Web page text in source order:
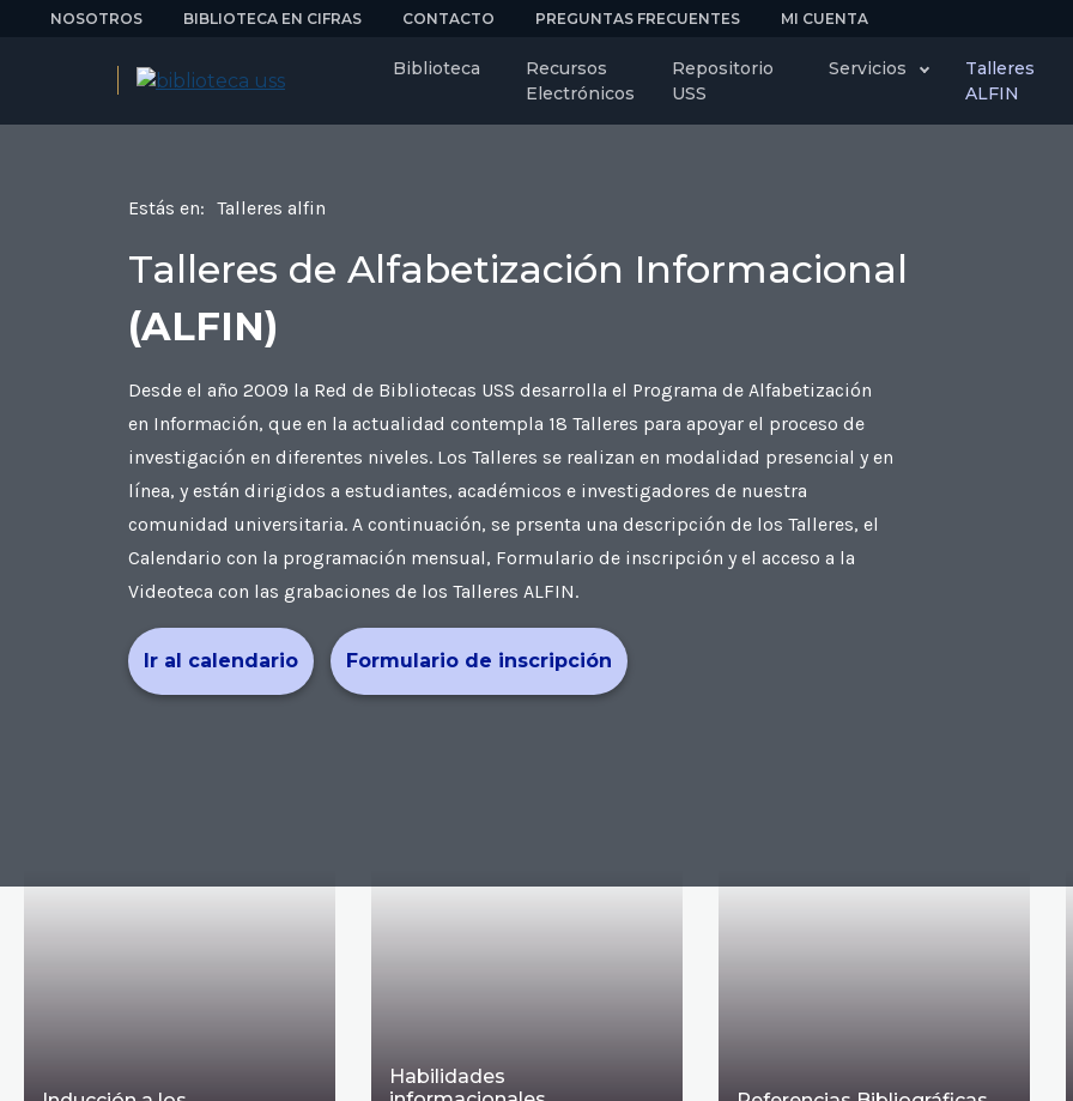
NOSOTROS BIBLIOTECA EN CIFRAS CONTACTO PREGUNTAS FRECUENTES MI CUENTA
Biblioteca
Recursos
Electrónicos
Repositorio
USS
Servicios
Talleres
ALFIN
Estás en: Talleres alfin
Talleres de Alfabetización Informacional
(ALFIN)
Desde el año 2009 la Red de Bibliotecas USS desarrolla el Programa de Alfabetización
en Información, que en la actualidad contempla 18 Talleres para apoyar el proceso de
investigación en diferentes niveles. Los Talleres se realizan en modalidad presencial y en
línea, y están dirigidos a estudiantes, académicos e investigadores de nuestra
comunidad universitaria. A continuación, se prsenta una descripción de los Talleres, el
Calendario con la programación mensual, Formulario de inscripción y el acceso a la
Videoteca con las grabaciones de los Talleres ALFIN.
Ir al calendario Formulario de inscripción
Habilidades